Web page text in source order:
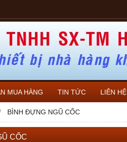
MUA HÀNG TIN TỨC LIÊN HỆ
BÌNH ĐỰNG NGŨ CỐC
CỐC